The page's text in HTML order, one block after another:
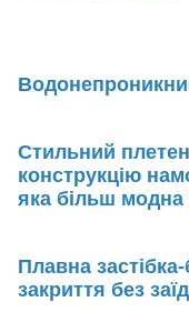
Стильний
конструкцію
яка більш модна
Плавна
закриття без